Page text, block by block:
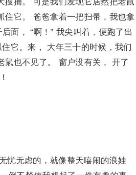
住它。 爸爸拿着一把扫帚，我也拿
面， “啊！” 我尖叫着，便跑了出
它。来， 大年三十的时候，我们
鼠也不见了。 窗户没有关， 开了
无虑的，就像整天嘻闹的浪娃